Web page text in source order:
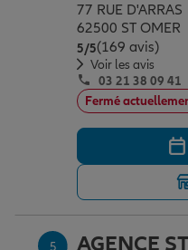
77 RUE D'ARRAS
62500 ST OMER
5/5Note de 5 sur 5
(169 avis)
Voir les avis
03 21 38 09 41
Fermé
5
AGENCE